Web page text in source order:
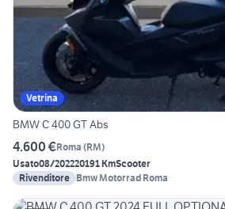
Vetrina
BMW C 400 GT Abs
4.600 €Roma (RM)
Usato08/202220191 KmScooter
Rivenditore Bmw Motorrad Roma